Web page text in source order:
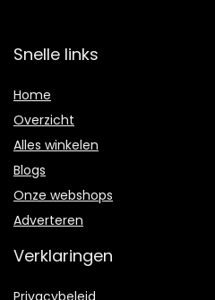
Snelle links
Home
Overzicht
Alles winkelen
Blogs
Onze webshops
Adverteren
Verklaringen